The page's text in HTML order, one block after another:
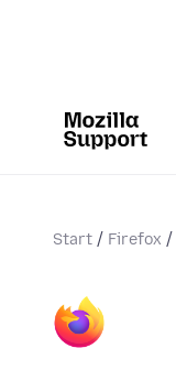
Start Firefox